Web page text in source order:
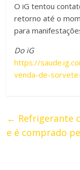
O iG tentou
retorno até o
para
Do iG
https://
venda-de-
← Refrigerante
e é comprado